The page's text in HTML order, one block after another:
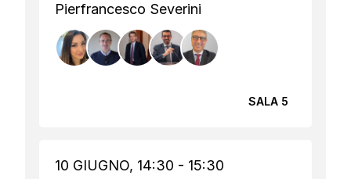
Pierfrancesco Severini
SALA 5
10 GIUGNO, 14:30 - 15:30